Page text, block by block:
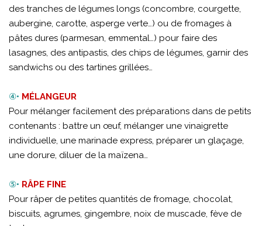
des tranches de légumes longs (concombre, courgette,
aubergine, carotte, asperge verte…) ou de fromages à
pâtes dures (parmesan, emmental…) pour faire des
lasagnes, des antipastis, des chips de légumes, garnir des
sandwichs ou des tartines grillées…
④• MÉLANGEUR
Pour mélanger facilement des préparations dans de petits
contenants : battre un œuf, mélanger une vinaigrette
individuelle, une marinade express, préparer un glaçage,
une dorure, diluer de la maïzena…
⑤• RÂPE FINE
Pour râper de petites quantités de fromage, chocolat,
biscuits, agrumes, gingembre, noix de muscade, fève de